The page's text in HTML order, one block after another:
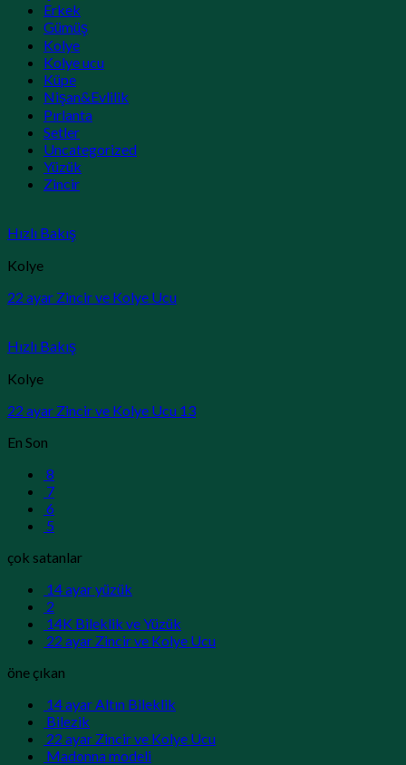
Erkek
Gümüş
Kolye
Kolye ucu
Küpe
Nişan&Evlilik
Pırlanta
Setler
Uncategorized
Yüzük
Zincir
Hızlı Bakış
Kolye
22 ayar Zincir ve Kolye Ucu
Hızlı Bakış
Kolye
22 ayar Zincir ve Kolye Ucu 13
En Son
8
7
6
5
çok satanlar
14 ayar yüzük
2
14K Bileklik ve Yüzük
22 ayar Zincir ve Kolye Ucu
öne çıkan
14 ayar Altın Bileklik
Bilezik
22 ayar Zincir ve Kolye Ucu
Madonna modeli